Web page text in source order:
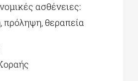
ασθένειες:
πρόληψη, θεραπεία